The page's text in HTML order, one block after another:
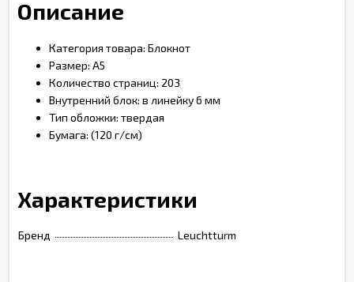
Описание
Категория товара: Блокнот
Размер: А5
Количество страниц: 203
Внутренний блок: в линейку 6 мм
Тип обложки: твердая
Бумага: (120 г/см)
Характеристики
Бренд Leuchtturm